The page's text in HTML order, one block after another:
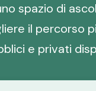
spazio di
il percorso
e privati